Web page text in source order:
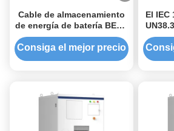
Cable de almacenamiento
de energía de batería BESS
200kWh 120kWh 60kWh
Sistema de
Consiga el mejor precio
El IEC